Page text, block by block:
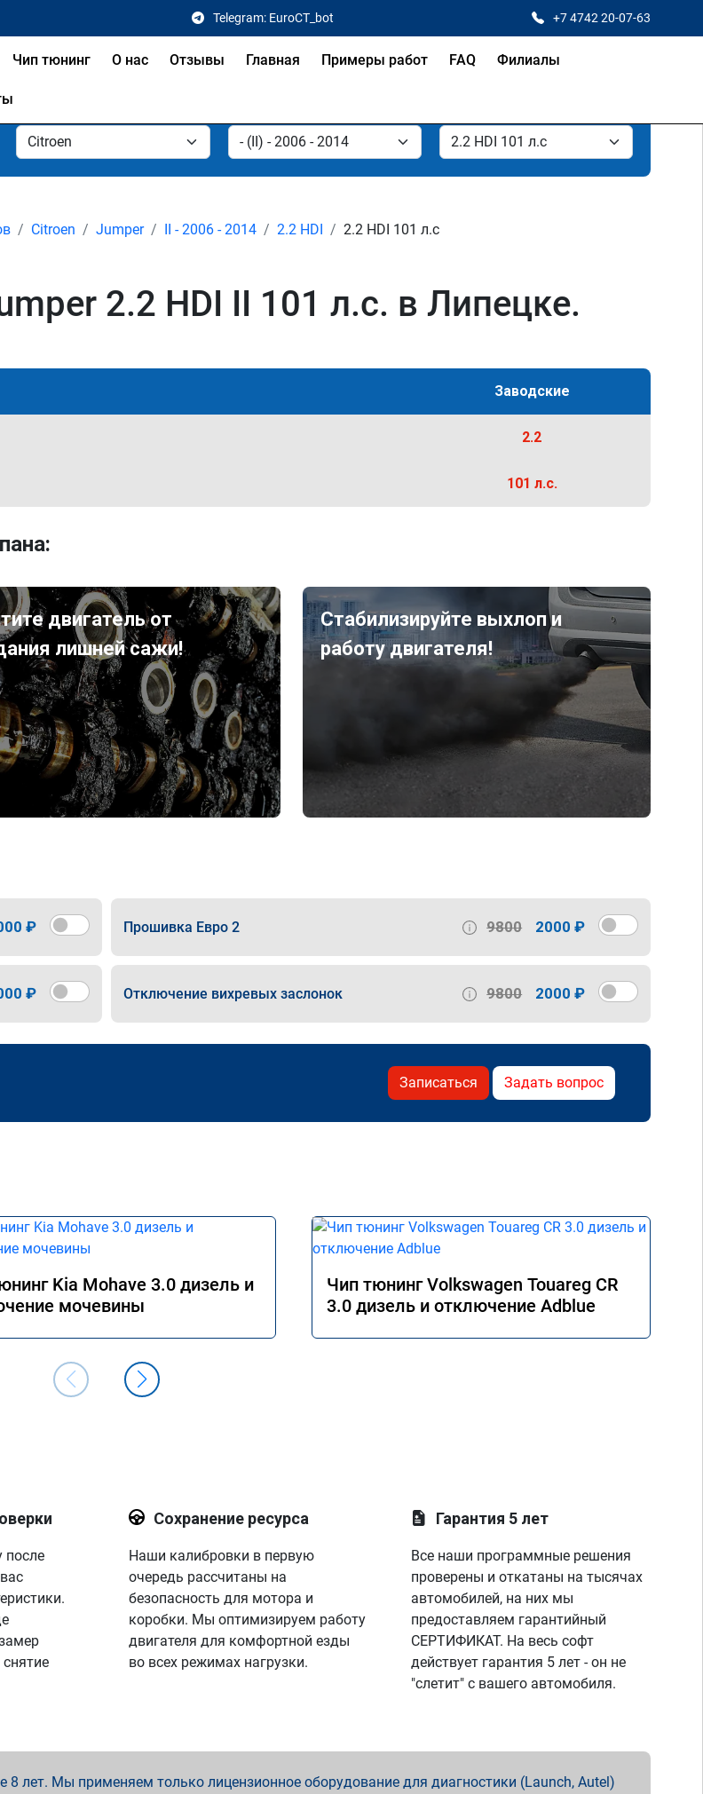
Telegram: EuroCT_bot +7 4742 20-07-63
Чип тюнинг О нас Отзывы Главная Примеры работ FAQ Филиалы
Citroen Jumper II - 2006 - 2014 2.2 HDI 2.2 HDI 101 л.с
2.2 HDI II 101 л.с. в Липецке.
Заводские
2.2
101 л.с.
двигатель от
лишней сажи!
Стабилизируйте выхлоп и
работу двигателя!
₽ Прошивка Евро 2 9800 2000 ₽
₽ Отключение вихревых заслонок 9800 2000 ₽
Записаться Задать вопрос
Kia Mohave 3.0 дизель и
мочевины
Чип тюнинг Volkswagen Touareg CR
3.0 дизель и отключение Adblue
после
Сохранение ресурса
Наши калибровки в первую
очередь рассчитаны на
безопасность для мотора и
коробки. Мы оптимизируем работу
двигателя для комфортной езды
во всех режимах нагрузки.
Гарантия 5 лет
Все наши программные решения
проверены и откатаны на тысячах
автомобилей, на них мы
предоставляем гарантийный
СЕРТИФИКАТ. На весь софт
действует гарантия 5 лет - он не
"слетит" с вашего автомобиля.
лет. Мы применяем только лицензионное оборудование для диагностики (Launch, Autel)